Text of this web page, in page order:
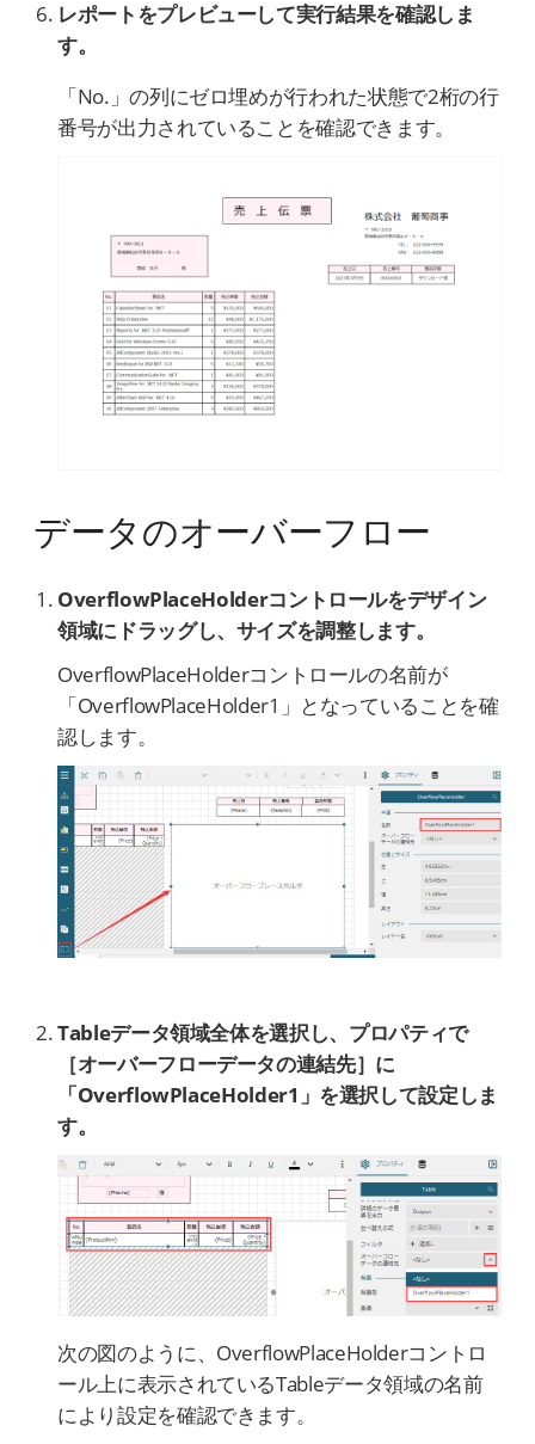
レポートをプレビューして実行結果を確認しま
す。
「No.」の列にゼロ埋めが行われた状態で2桁の行
番号が出力されていることを確認できます。
データのオーバーフロー
OverflowPlaceHolderコントロールをデザイン
領域にドラッグし、サイズを調整します。
OverflowPlaceHolderコントロールの名前が
「OverflowPlaceHolder1」となっていることを確
認します。
Tableデータ領域全体を選択し、プロパティで
［オーバーフローデータの連結先］に
「OverflowPlaceHolder1」を選択して設定しま
す。
次の図のように、OverflowPlaceHolderコントロ
ール上に表示されているTableデータ領域の名前
により設定を確認できます。